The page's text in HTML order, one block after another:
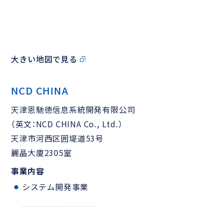
大きい地図で見る
NCD CHINA
天津恩馳徳信息系統開発有限公司
（英文：NCD CHINA Co., Ltd.）
天津市河西区囲堤道53号
麗晶大廈2305室
事業内容
システム開発事業